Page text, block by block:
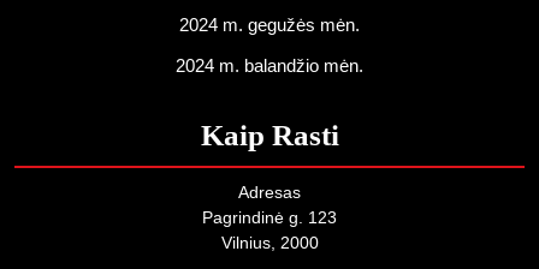
2024 m. gegužės mėn.
2024 m. balandžio mėn.
Kaip Rasti
Adresas
Pagrindinė g. 123
Vilnius, 2000